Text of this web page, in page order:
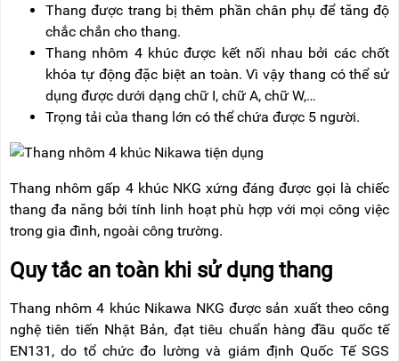
Thang được trang bị thêm phần chân phụ để tăng độ
chắc chắn cho thang.
Thang nhôm 4 khúc được kết nối nhau bởi các chốt
khóa tự động đặc biệt an toàn. Vì vậy thang có thể sử
dụng được dưới dạng chữ I, chữ A, chữ W,…
Trọng tải của thang lớn có thể chứa được 5 người.
Thang nhôm gấp 4 khúc NKG xứng đáng được gọi là chiếc
thang đa năng bởi tính linh hoạt phù hợp với mọi công việc
trong gia đình, ngoài công trường.
Quy tắc an toàn khi sử dụng thang
Thang nhôm 4 khúc Nikawa NKG được sản xuất theo công
nghệ tiên tiến Nhật Bản, đạt tiêu chuẩn hàng đầu quốc tế
EN131, do tổ chức đo lường và giám định Quốc Tế SGS